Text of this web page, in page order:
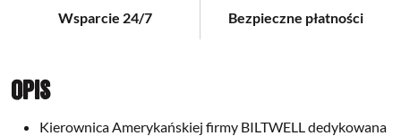
Wsparcie 24/7 Bezpieczne płatności
Opis
Kierownica Amerykańskiej firmy BILTWELL dedykowana